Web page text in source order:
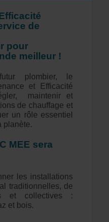
de
pour
meilleur !
plombier, le
et Efficacité
maintenir et
de chauffage et
un rôle essentiel
planète.
MEE sera
les installations
traditionnelles, de
et collectives :
et bois.